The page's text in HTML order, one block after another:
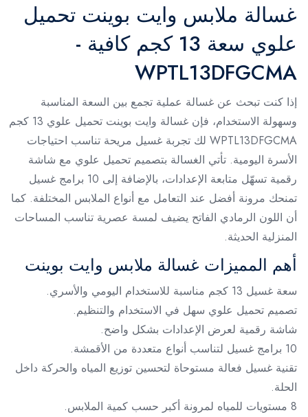
غسالة ملابس وايت بوينت تحميل
علوي سعة 13 كجم كافية -
WPTL13DFGCMA
إذا كنت تبحث عن غسالة عملية تجمع بين السعة المناسبة
وسهولة الاستخدام، فإن غسالة وايت بوينت تحميل علوي 13 كجم
WPTL13DFGCMA لك تجربة غسيل مريحة تناسب احتياجات
الأسرة اليومية. تأتي الغسالة بتصميم تحميل علوي مع شاشة
رقمية تسهّل متابعة الإعدادات، بالإضافة إلى 10 برامج غسيل
تمنحك مرونة أفضل عند التعامل مع أنواع الملابس المختلفة. كما
أن اللون الرمادي الفاتح يضيف لمسة عصرية تناسب المساحات
المنزلية الحديثة.
أهم المميزات غسالة ملابس وايت بوينت
سعة غسيل 13 كجم مناسبة للاستخدام اليومي والأسري.
تصميم تحميل علوي سهل في الاستخدام والتنظيم.
شاشة رقمية لعرض الإعدادات بشكل واضح.
10 برامج غسيل لتناسب أنواع متعددة من الأقمشة.
تقنية غسيل فعالة مستوحاة لتحسين توزيع المياه والحركة داخل
الحلة.
8 مستويات للمياه لمرونة أكبر حسب كمية الملابس.